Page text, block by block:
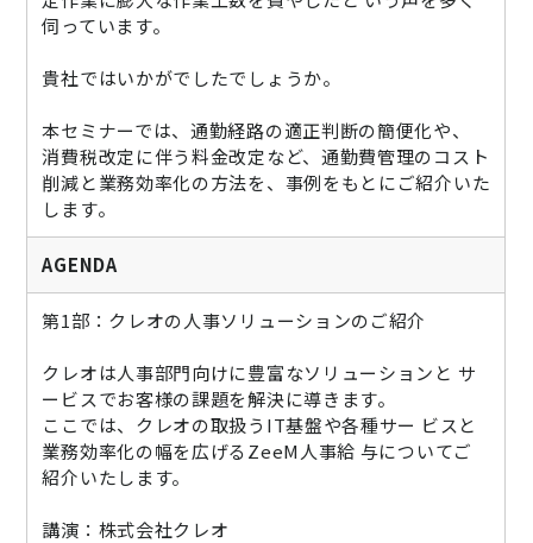
伺っています。
貴社ではいかがでしたでしょうか。
本セミナーでは、通勤経路の適正判断の簡便化や、
消費税改定に伴う料金改定など、通勤費管理のコスト
削減と業務効率化の方法を、事例をもとにご紹介いた
します。
AGENDA
第1部：クレオの人事ソリューションのご紹介
クレオは人事部門向けに豊富なソリューションと サ
ービスでお客様の課題を解決に導きます。
ここでは、クレオの取扱うIT基盤や各種サー ビスと
業務効率化の幅を広げるZeeM人事給 与についてご
紹介いたします。
講演：株式会社クレオ